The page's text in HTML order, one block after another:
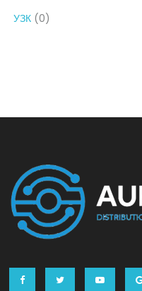
УЗК (0)